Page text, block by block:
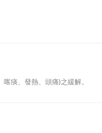
痰、發熱、頭痛)之緩解。